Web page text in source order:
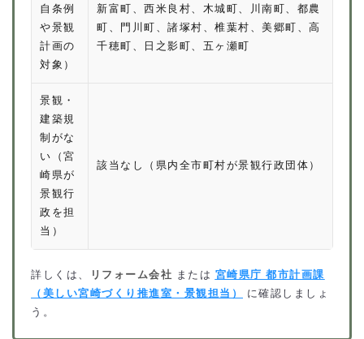
自条例
や景観
計画の
対象）
新富町、西米良村、木城町、川南町、都農
町、門川町、諸塚村、椎葉村、美郷町、高
千穂町、日之影町、五ヶ瀬町
景観・
建築規
制がな
い（宮
崎県が
景観行
政を担
当）
該当なし（県内全市町村が景観行政団体）
詳しくは、 リフォーム会社 または 宮崎県庁 都市計画課
（美しい宮崎づくり推進室・景観担当）
に確認しましょ
う。